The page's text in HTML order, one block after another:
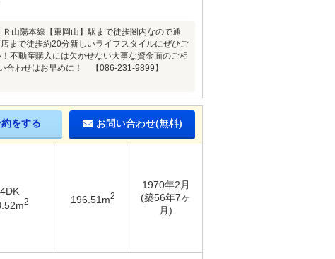
陽本線【東岡山】駅まで徒歩圏内なので通
まで徒歩約20分新しいライフスタイルにぜひご
不動産購入には欠かせない大事な資金面のご相
わせはお早めに！ 【086-231-9899】
約をする お問い合わせ(無料)
4DK
2 196.51m2
1970年2月
(築56年7ヶ
月)